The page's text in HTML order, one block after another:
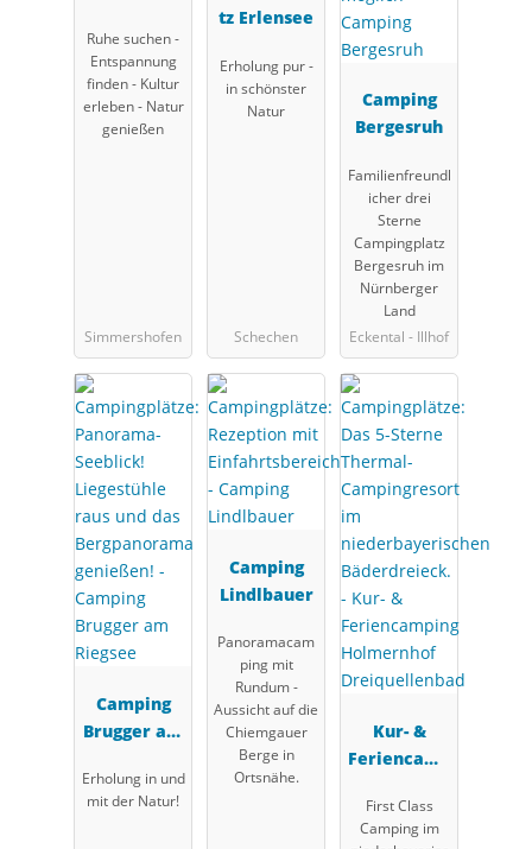
Ruhe suchen -
Entspannung
finden - Kultur
erleben - Natur
genießen
Simmershofen
tz Erlensee
Erholung pur -
in schönster
Natur
Schechen
Camping
Bergesruh
Familienfreundl
icher drei
Sterne
Campingplatz
Bergesruh im
Nürnberger
Land
Eckental - Illhof
Camping
Brugger am
Erholung in und
mit der Natur!
Camping
Lindlbauer
Panoramacam
ping mit
Rundum -
Aussicht auf die
Chiemgauer
Berge in
Ortsnähe.
Kur- &
Feriencamp
Holmernhof
Dreiquellen
First Class
Camping im